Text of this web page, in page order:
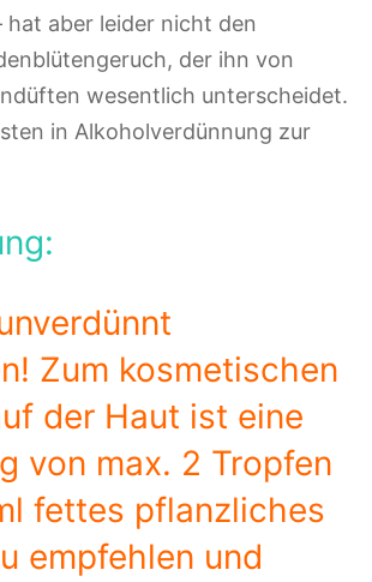
hat aber leider nicht den
der ihn von
wesentlich unterscheidet.
in Alkoholverdünnung zur
Zum kosmetischen
der Haut ist eine
von max. 2 Tropfen
fettes pflanzliches
empfehlen und